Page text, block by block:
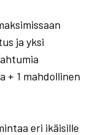
ja yksi
+ 1 mahdollinen
eri ikäisille